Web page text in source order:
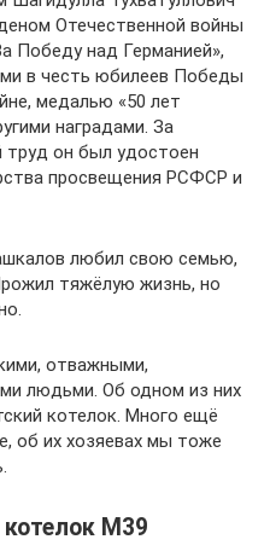
Отечественной войны
Победу над Германией»,
в честь юбилеев Победы
медалью «50 лет
наградами. За
труд он был удостоен
просвещения РСФСР и
любил свою семью,
тяжёлую жизнь, но
отважными,
людьми. Об одном из них
котелок. Много ещё
об их хозяевах мы тоже
М39